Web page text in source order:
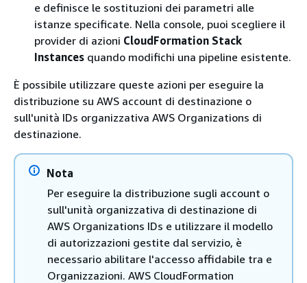
e definisce le sostituzioni dei parametri alle
istanze specificate. Nella console, puoi scegliere il
provider di azioni CloudFormation Stack
Instances quando modifichi una pipeline esistente.
È possibile utilizzare queste azioni per eseguire la
distribuzione su AWS account di destinazione o
sull'unità IDs organizzativa AWS Organizations di
destinazione.
Nota
Per eseguire la distribuzione sugli account o
sull'unità organizzativa di destinazione di
AWS Organizations IDs e utilizzare il modello
di autorizzazioni gestite dal servizio, è
necessario abilitare l'accesso affidabile tra e
Organizzazioni. AWS CloudFormation